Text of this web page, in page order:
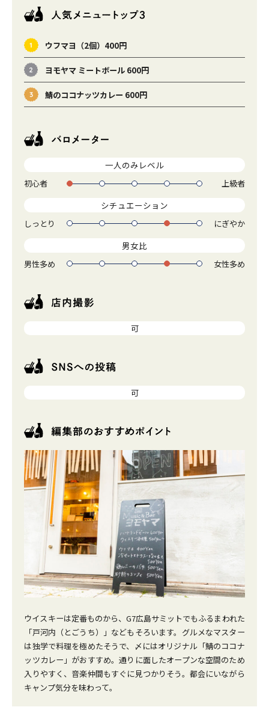
ウフマヨ（2個）400円
ヨモヤマ ミートボール 600円
鯖のココナッツカレー 600円
一人のみレベル
初心者 1 2 3 4 5 上級者
シチュエーション
しっとり 1 2 にぎやか
男女比
男性多め 1 2 女性多め
可
可
ウイスキーは定番ものから、G7広島サミットでもふるまわれた
「戸河内（とごうち）」などもそろいます。グルメなマスター
は独学で料理を極めたそうで、〆にはオリジナル「鯖のココナ
ッツカレー」がおすすめ。通りに面したオープンな空間のため
入りやすく、音楽仲間もすぐに見つかりそう。都会にいながら
キャンプ気分を味わって。